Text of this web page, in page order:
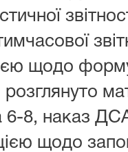
щодо
8, наказ ДСА
щодо